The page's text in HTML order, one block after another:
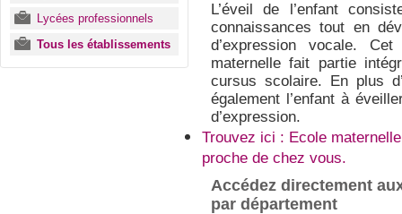
Lycées professionnels
Tous les établissements
L’éveil de l’enfant
connaissances tout en
d’expression vocale.
maternelle fait partie
cursus scolaire. En plus
également l’enfant à
d’expression.
Trouvez ici : Ecole
proche de chez vous.
Accédez directement
par département